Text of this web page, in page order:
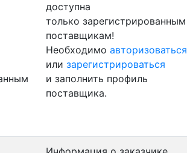
доступна
только зарегистрированным
поставщикам!
Необходимо авторизоваться
или зарегистрироваться
и заполнить профиль
поставщика.